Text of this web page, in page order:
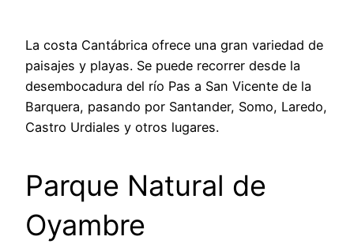
La costa Cantábrica ofrece una gran variedad de
paisajes y playas. Se puede recorrer desde la
desembocadura del río Pas a San Vicente de la
Barquera, pasando por Santander, Somo, Laredo,
Castro Urdiales y otros lugares.
Parque Natural de
Oyambre